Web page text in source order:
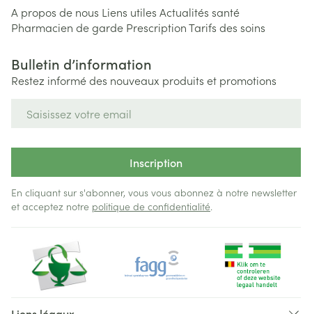
A propos de nous Liens utiles Actualités santé
Pharmacien de garde PrescriptionTarifs des soins
Bulletin d’information
Restez informé des nouveaux produits et promotions
Inscription
En cliquant sur s'abonner, vous vous abonnez à notre newsletter
et acceptez notre politique de confidentialité.